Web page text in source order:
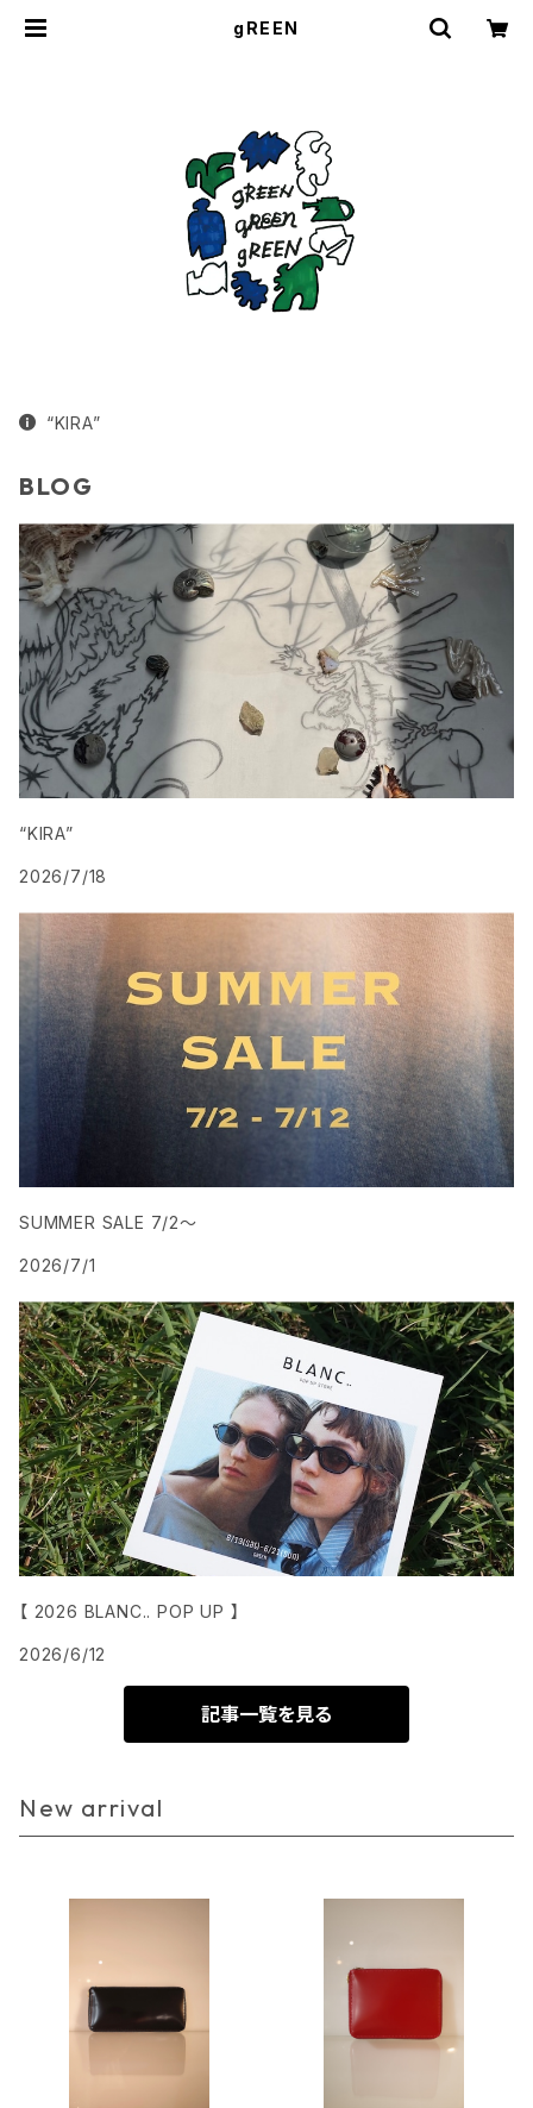
gREEN
“KIRA”
BLOG
“KIRA”
2026/7/18
SUMMER SALE 7/2〜
2026/7/1
【 2026 BLANC.. POP UP 】
2026/6/12
記事一覧を見る
New arrival